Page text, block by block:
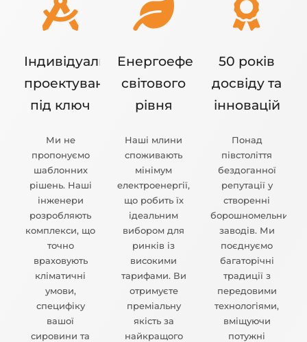
Індивідуальне
проектування
під ключ
Ми не
пропонуємо
шаблонних
рішень. Наші
інженери
розробляють
комплекси, що
точно
враховують
кліматичні
умови,
специфіку
вашої
сировини та
Енергоефективність
світового
рівня
Наші млини
споживають
мінімум
електроенергії,
що робить їх
ідеальним
вибором для
ринків із
високими
тарифами. Ви
отримуєте
преміальну
якість за
найкращого
50 років
досвіду та
інновацій
Понад
півстоліття
бездоганної
репутації у
створенні
борошномельних
заводів. Ми
поєднуємо
багаторічні
традиції з
передовими
технологіями,
вміщуючи
потужні